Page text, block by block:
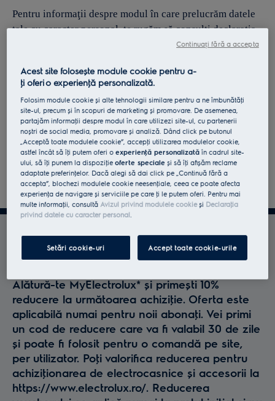
Pentru informaţii despre modul în care prelucrăm datele
tale cu caracter personal, te rugăm să consulţi declaraţia
Profită la maxim de
Electrolux
Alătură-te MyElectrolux* și primești 10%
reducere la următoarea achiziţie. Oferta este
aplicabilă numai pentru noii abonaţi. Vei primi
un cod de reducere care va fi valabil 30 de zile
și poate fi folosit pentru o comandă pe site,
per utilizator. Poţi valorifica reducerea pentru
achiziţionarea de electrocasnice și accesorii la
https://www.electrolux.ro/. Reducerea
Acest site folosește module cookie pentru a-
ţi oferi o experienţă personalizată.
Folosim module cookie și alte tehnologii similare pentru a ne îmbunătăţi
site-ul, precum și în scopuri de marketing și promovare. De asemenea,
partajăm informaţii despre modul în care utilizezi site-ul, cu partenerii
noștri de social media, promovare și analiză. Dând click pe butonul
„Acceptă toate modulele cookie”, accepţi utilizarea modulelor cookie,
astfel încât să îţi putem oferi oexperienţă personalizată în cadrul site-
ului, să îţi punem la dispoziţieoferte speciale și să îţi afișăm reclame
adaptate preferinţelor. Dacă alegi să dai click pe „Continuă fără a
accepta”, blochezi modulele cookie neesenţiale, ceea ce poate afecta
experienţa de navigare și serviciile pe care ţi le putem oferi. Pentru mai
multe informaţii, consultă Avizul privind modulele cookieși Declaraţia
privind datele cu caracter personal.
Setări cookie-uri Accept toate cookie-urile
Continuați fără a accepta